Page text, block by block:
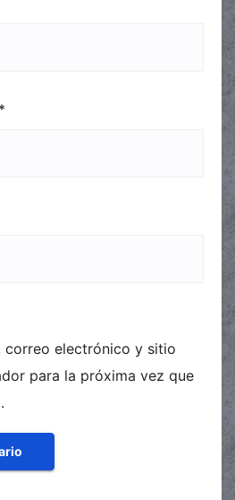
*
correo electrónico y sitio
para la próxima vez que